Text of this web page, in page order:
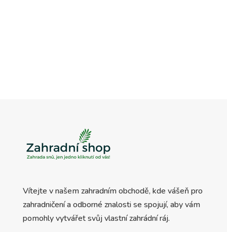
Vítejte v našem zahradním obchodě, kde vášeň pro
zahradničení a odborné znalosti se spojují, aby vám
pomohly vytvářet svůj vlastní zahrádní ráj.